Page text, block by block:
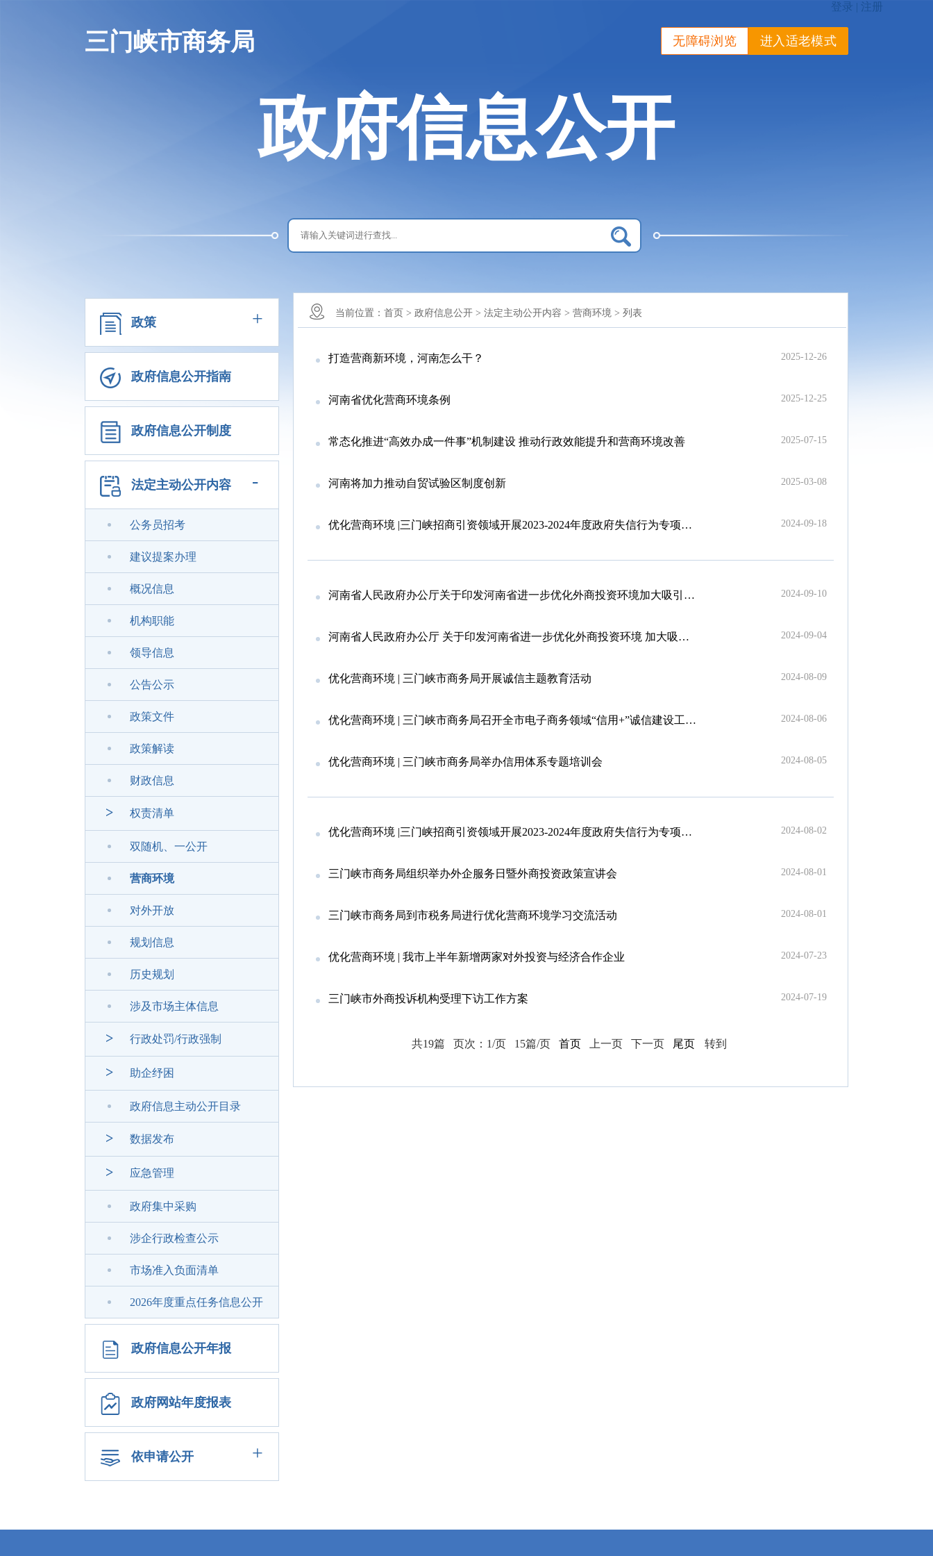
三门峡市商务局 无障碍浏览 进入适老模式
政府信息公开
政策 +
政府信息公开指南
政府信息公开制度
法定主动公开内容 -
公务员招考
建议提案办理
概况信息
机构职能
领导信息
公告公示
政策文件
政策解读
财政信息
> 权责清单
双随机、一公开
营商环境
对外开放
规划信息
历史规划
涉及市场主体信息
> 行政处罚/行政强制
> 助企纾困
政府信息主动公开目录
> 数据发布
> 应急管理
政府集中采购
涉企行政检查公示
市场准入负面清单
2026年度重点任务信息公开
政府信息公开年报
政府网站年度报表
依申请公开 +
当前位置： 首页 > 政府信息公开 > 法定主动公开内容 > 营商环境 > 列表
打造营商新环境，河南怎么干？ 2025-12-26
河南省优化营商环境条例 2025-12-25
常态化推进“高效办成一件事”机制建设 推动行政效能提升和营商环境改善 2025-07-15
河南将加力推动自贸试验区制度创新 2025-03-08
优化营商环境 |三门峡招商引资领域开展2023-2024年度政府失信行为专项治理汇报会 2024-09-18
河南省人民政府办公厅关于印发河南省进一步优化外商投资环境加大吸引外商投资力度若干措施的通知 2024-09-10
河南省人民政府办公厅 关于印发河南省进一步优化外商投资环境 加大吸引外商投资力度若干措施的通知 2024-09-04
优化营商环境 | 三门峡市商务局开展诚信主题教育活动 2024-08-09
优化营商环境 | 三门峡市商务局召开全市电子商务领域“信用+”诚信建设工作推进会 2024-08-06
优化营商环境 | 三门峡市商务局举办信用体系专题培训会 2024-08-05
优化营商环境 |三门峡招商引资领域开展2023-2024年度政府失信行为专项治理 2024-08-02
三门峡市商务局组织举办外企服务日暨外商投资政策宣讲会 2024-08-01
三门峡市商务局到市税务局进行优化营商环境学习交流活动 2024-08-01
优化营商环境 | 我市上半年新增两家对外投资与经济合作企业 2024-07-23
三门峡市外商投诉机构受理下访工作方案 2024-07-19
共19篇 页次：1/页 15篇/页 首页 上一页 下一页 尾页 转到